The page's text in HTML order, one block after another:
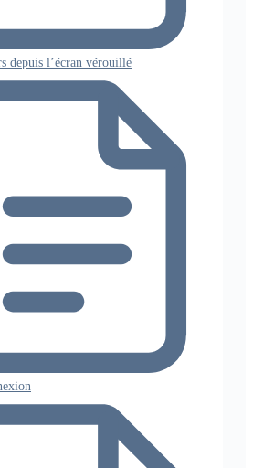
depuis l’écran vérouillé